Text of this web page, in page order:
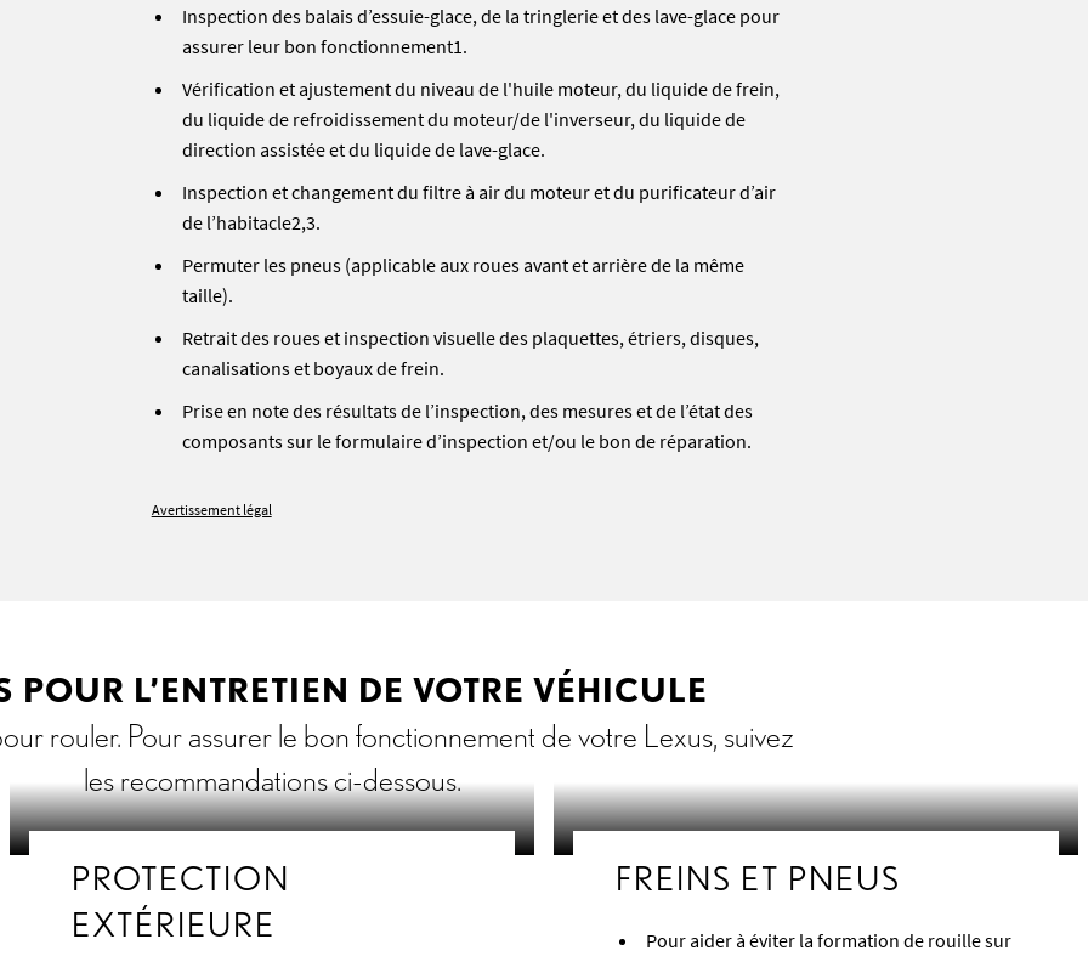
Inspection des balais d’essuie-glace, de la tringlerie et des lave-glace pour
assurer leur bon fonctionnement1.
Vérification et ajustement du niveau de l'huile moteur, du liquide de frein,
du liquide de refroidissement du moteur/de l'inverseur, du liquide de
direction assistée et du liquide de lave-glace.
Inspection et changement du filtre à air du moteur et du purificateur d’air
de l’habitacle2,3.
Permuter les pneus (applicable aux roues avant et arrière de la même
taille).
Retrait des roues et inspection visuelle des plaquettes, étriers, disques,
canalisations et boyaux de frein.
Prise en note des résultats de l’inspection, des mesures et de l’état des
composants sur le formulaire d’inspection et/ou le bon de réparation.
Avertissement légal
POUR L’ENTRETIEN DE VOTRE VÉHICULE
rouler. Pour assurer le bon fonctionnement de votre Lexus, suivez
les recommandations ci-dessous.
PROTECTION
EXTÉRIEURE
FREINS ET PNEUS
Pour aider à éviter la formation de rouille sur